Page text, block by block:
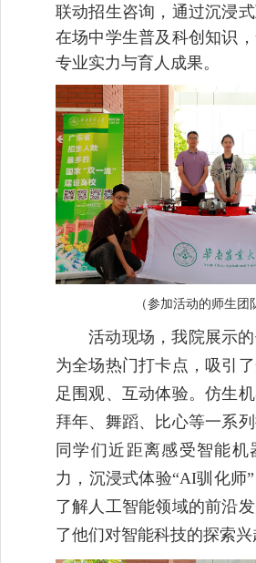
联动招生咨询，通过沉浸
在场中学生普及科创知识
专业实力与育人成果。
（参加活动的师生团
活动现场，我院展示
为全场热门打卡点，吸引
足围观、互动体验。仿生
拜年、舞蹈、比心等一系列
同学们近距离感受智能机
力，沉浸式体验“AI驯化师
了解人工智能领域的前沿
了他们对智能科技的探索兴